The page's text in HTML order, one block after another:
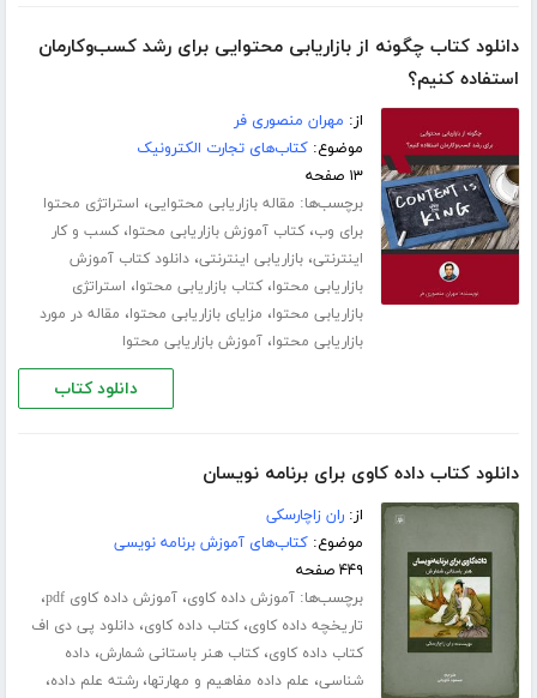
دانلود کتاب چگونه از بازاریابی محتوایی برای رشد کسب‌و‌کارمان
استفاده کنیم؟
از: مهران منصوری فر
موضوع:کتاب‌های تجارت الکترونیک
۱۳ صفحه
برچسب‌ها: مقاله بازاریابی محتوایی، استراتژی محتوا
برای وب،کتاب آموزش بازاریابی محتوا،کسب و کار
اینترنتی،بازاریابی اینترنتی،دانلود کتاب آموزش
بازاریابی محتوا،کتاب بازاریابی محتوا، استراتژی
بازاریابی محتوا، مزایای بازاریابی محتوا، مقاله در مورد
بازاریابی محتوا،آموزش بازاریابی محتوا
دانلود کتاب
دانلود کتاب داده کاوی برای برنامه نویسان
از:ران زاچارسکی
موضوع:کتاب‌های آموزش برنامه نویسی
۴۴۹ صفحه
برچسب‌ها:آموزش داده کاوی،آموزش داده کاوی pdf ،
تاریخچه داده کاوی،کتاب داده کاوی،دانلود پی دی اف
کتاب داده کاوی،کتاب هنر باستانی شمارش،داده
شناسی، علم داده مفاهیم و مهارتها،رشته علم داده،